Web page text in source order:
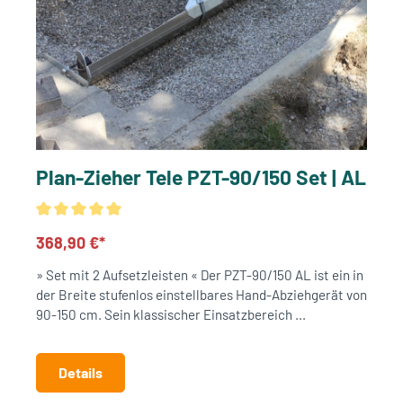
Plan-Zieher Tele PZT-90/150 Set | AL
368,90 €*
» Set mit 2 Aufsetzleisten « Der PZT-90/150 AL ist ein in
der Breite stufenlos einstellbares Hand-Abziehgerät von
90-150 cm. Sein klassischer Einsatzbereich ...
Details